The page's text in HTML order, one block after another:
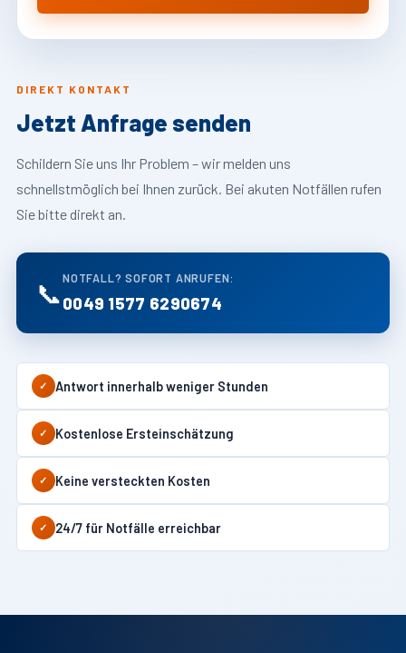
DIREKT KONTAKT
Jetzt Anfrage senden
Schildern Sie uns Ihr Problem – wir melden uns
schnellstmöglich bei Ihnen zurück. Bei akuten Notfällen rufen
Sie bitte direkt an.
📞 NOTFALL? SOFORT ANRUFEN:
0049 1577 6290674
✓ Antwort innerhalb weniger Stunden
✓ Kostenlose Ersteinschätzung
✓ Keine versteckten Kosten
✓ 24/7 für Notfälle erreichbar